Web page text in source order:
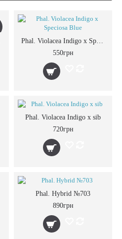
Phal. Violacea Indigo x Speciosa Blue
550грн
Phal. Violacea Indigo x sib
720грн
Phal. Hybrid №703
890грн